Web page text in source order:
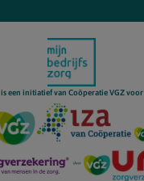
is een initiatief van Coöperatie VGZ voor